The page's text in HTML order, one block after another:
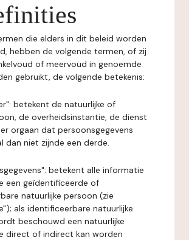
die elders in dit beleid worden
hebben de volgende termen, of zij
of meervoud in genoemde
gebruikt, de volgende betekenis:
betekent de natuurlijke of
de overheidsinstantie, de dienst
orgaan dat persoonsgegevens
dan niet zijnde een derde.
betekent alle informatie
een geïdentificeerde of
natuurlijke persoon (zie
als identificeerbare natuurlijke
beschouwd een natuurlijke
direct of indirect kan worden